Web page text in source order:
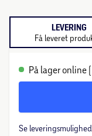
LEVERING
Få leveret
På lager online
Se